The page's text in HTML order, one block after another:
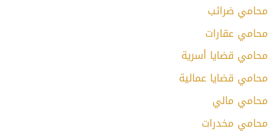
محامي ضرائب
محامي عقارات
محامي قضايا أسرية
محامي قضايا عمالية
محامي مالي
محامي مخدرات